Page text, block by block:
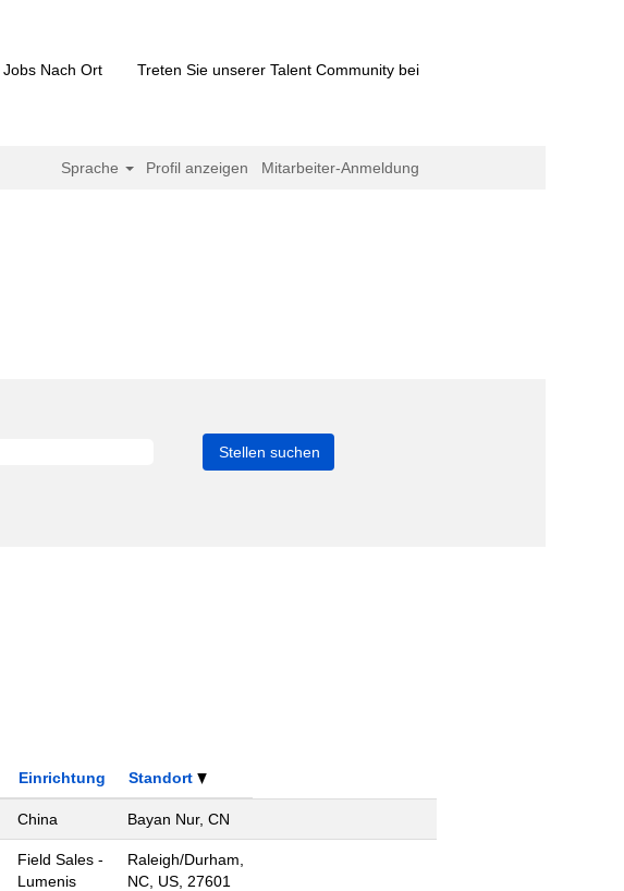
Jobs Nach Ort Treten Sie unserer Talent Community bei
Sprache Profil anzeigen Mitarbeiter-Anmeldung
Einrichtung Standort
China Bayan Nur, CN
Field Sales -
Lumenis
Raleigh/Durham,
NC, US, 27601